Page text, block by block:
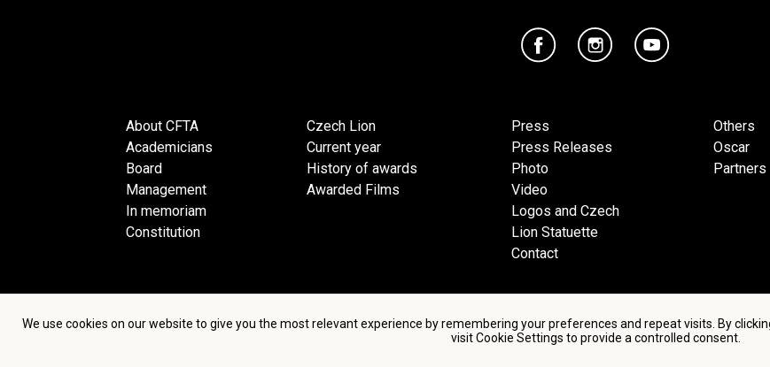
We use cookies on our website to give you the most relevant experience by remembering your preferences and repeat visits. By
visit Cookie Settings to provide a controlled consent.
About CFTA
Academicians
Board
Management
In memoriam
Constitution
Czech Lion
Current year
History of awards
Awarded Films
Press
Press Releases
Photo
Video
Logos and Czech
Lion Statuette
Contact
Others
Oscar
Partners